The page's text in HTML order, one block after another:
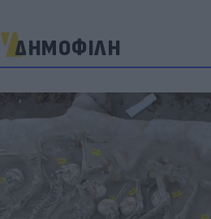
ΔΗΜΟΦΙΛΗ